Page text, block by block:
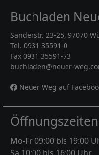
Buchladen
Sanderstr. 23-25, 97070
Tel. 0931 35591-0
Fax 0931 35591-73
buchladen@neuer-
Neuer Weg auf
Mo-Fr 09:00 bis 19:00
Sa 10:00 bis 16:00 Uhr